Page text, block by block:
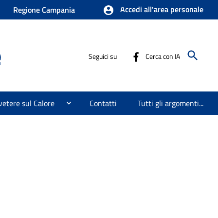
Regione Campania Accedi all'area personale
Seguici su Cerca con IA
sul Calore Contatti Tutti gli argomenti...